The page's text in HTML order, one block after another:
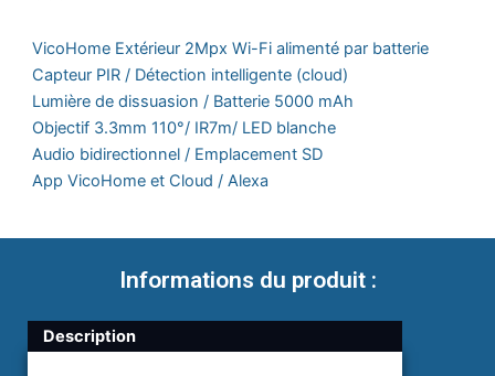
900 XPF.
900 XPF.
CG6
-
intérieur
/
extérieur
VicoHome Extérieur 2Mpx Wi-Fi alimenté par batterie
Capteur PIR / Détection intelligente (cloud)
Lumière de dissuasion / Batterie 5000 mAh
Objectif 3.3mm 110°/ IR7m/ LED blanche
Audio bidirectionnel / Emplacement SD
App VicoHome et Cloud / Alexa
Informations du produit :
Description